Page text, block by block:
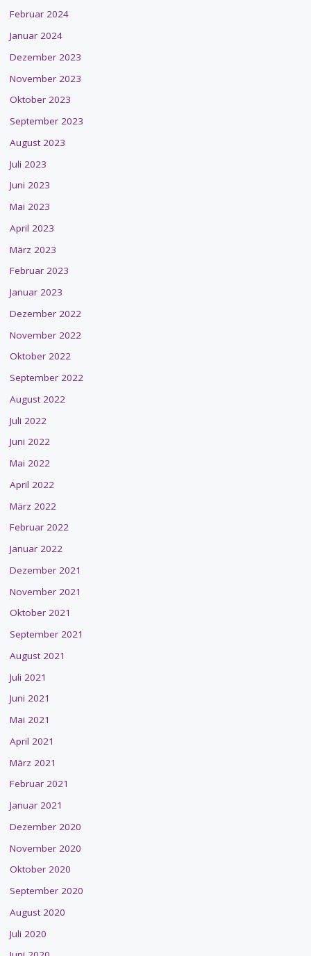
Februar 2024
Januar 2024
Dezember 2023
November 2023
Oktober 2023
September 2023
August 2023
Juli 2023
Juni 2023
Mai 2023
April 2023
März 2023
Februar 2023
Januar 2023
Dezember 2022
November 2022
Oktober 2022
September 2022
August 2022
Juli 2022
Juni 2022
Mai 2022
April 2022
März 2022
Februar 2022
Januar 2022
Dezember 2021
November 2021
Oktober 2021
September 2021
August 2021
Juli 2021
Juni 2021
Mai 2021
April 2021
März 2021
Februar 2021
Januar 2021
Dezember 2020
November 2020
Oktober 2020
September 2020
August 2020
Juli 2020